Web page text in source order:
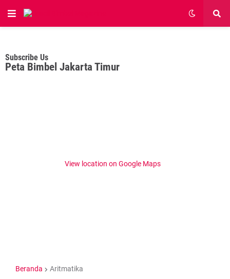
Subscribe Us
Peta Bimbel Jakarta Timur
View location on Google Maps
Beranda Aritmatika